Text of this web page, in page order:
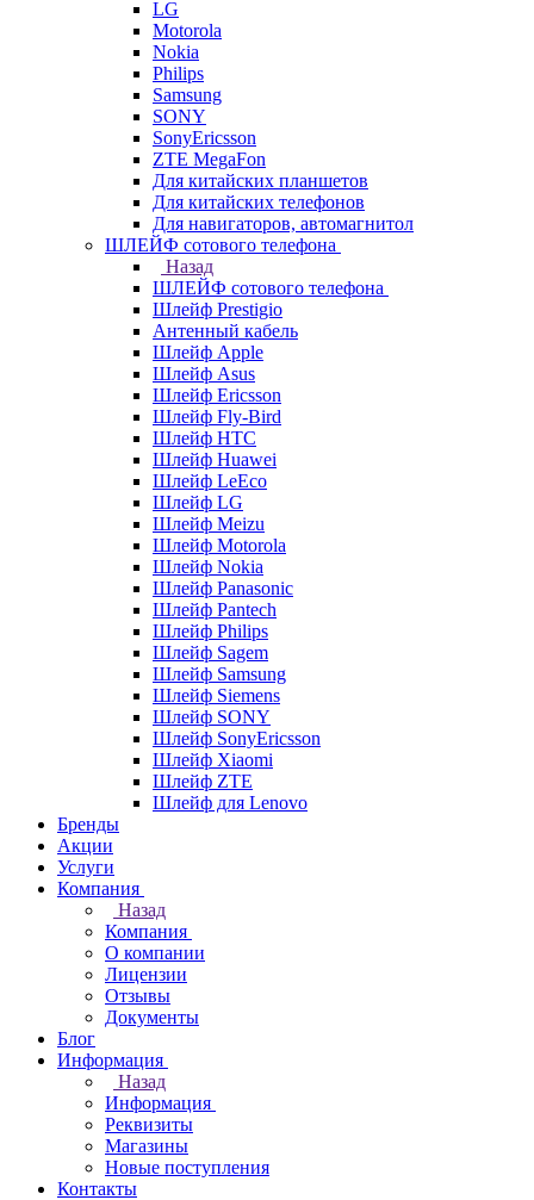
LG
Motorola
Nokia
Philips
Samsung
SONY
SonyEricsson
ZTE MegaFon
Для китайских планшетов
Для китайских телефонов
Для навигаторов, автомагнитол
ШЛЕЙФ сотового телефона
Назад
ШЛЕЙФ сотового телефона
Шлейф Prestigio
Антенный кабель
Шлейф Apple
Шлейф Asus
Шлейф Ericsson
Шлейф Fly-Bird
Шлейф HTC
Шлейф Huawei
Шлейф LeEco
Шлейф LG
Шлейф Meizu
Шлейф Motorola
Шлейф Nokia
Шлейф Panasonic
Шлейф Pantech
Шлейф Philips
Шлейф Sagem
Шлейф Samsung
Шлейф Siemens
Шлейф SONY
Шлейф SonyEricsson
Шлейф Xiaomi
Шлейф ZTE
Шлейф для Lenovo
Бренды
Акции
Услуги
Компания
Назад
Компания
О компании
Лицензии
Отзывы
Документы
Блог
Информация
Назад
Информация
Реквизиты
Магазины
Новые поступления
Контакты